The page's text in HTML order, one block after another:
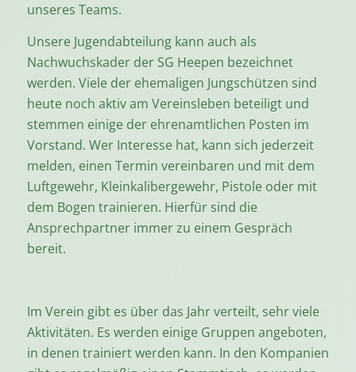
unseres Teams.
Unsere Jugendabteilung kann auch als
Nachwuchskader der SG Heepen bezeichnet
werden. Viele der ehemaligen Jungschützen sind
heute noch aktiv am Vereinsleben beteiligt und
stemmen einige der ehrenamtlichen Posten im
Vorstand. Wer Interesse hat, kann sich jederzeit
melden, einen Termin vereinbaren und mit dem
Luftgewehr, Kleinkalibergewehr, Pistole oder mit
dem Bogen trainieren. Hierfür sind die
Ansprechpartner immer zu einem Gespräch
bereit.
Im Verein gibt es über das Jahr verteilt, sehr viele
Aktivitäten. Es werden einige Gruppen angeboten,
in denen trainiert werden kann. In den Kompanien